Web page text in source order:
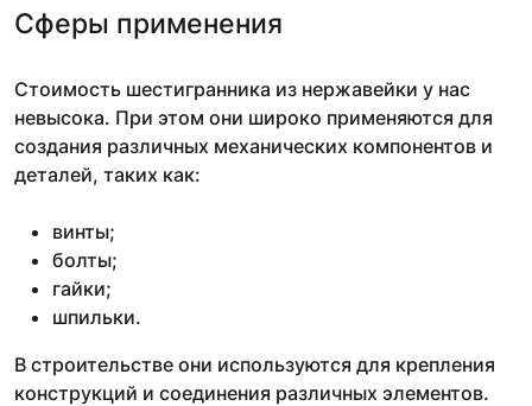
Сферы применения
Стоимость шестигранника из нержавейки у нас
невысока. При этом они широко применяются для
создания различных механических компонентов и
деталей, таких как:
винты;
болты;
гайки;
шпильки.
В строительстве они используются для крепления
конструкций и соединения различных элементов.